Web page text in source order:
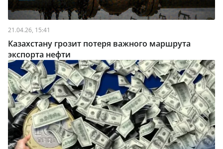
21.04.26, 15:41
Казахстану грозит потеря важного маршрута
экспорта нефти